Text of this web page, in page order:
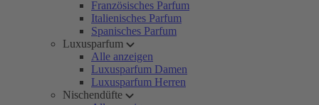
Französisches Parfum
Italienisches Parfum
Spanisches Parfum
Luxusparfum
Alle anzeigen
Luxusparfum Damen
Luxusparfum Herren
Nischendüfte